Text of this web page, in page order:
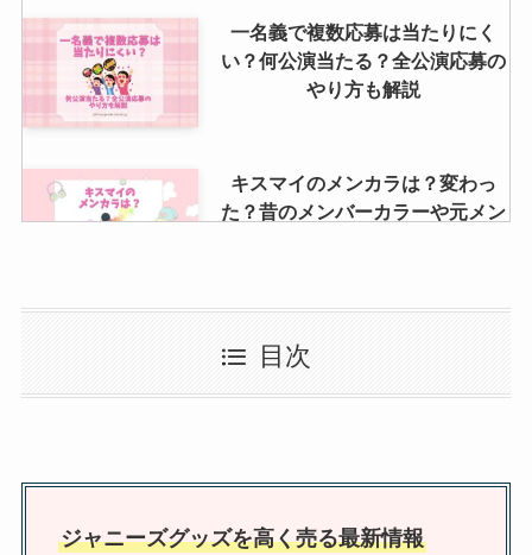
一名義で複数応募は当たりにく
い？何公演当たる？全公演応募の
やり方も解説
キスマイのメンカラは？変わっ
た？昔のメンバーカラーや元メン
紙書き方をわかりやすく解説！第
一希望だけでOK？
ええグループのメンバーカラー
メンカラの決め方は？
目次
ジャニーズグッズを高く売る最新情報